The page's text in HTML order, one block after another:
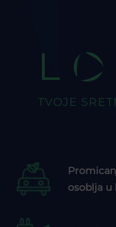
TVOJE
osoblja